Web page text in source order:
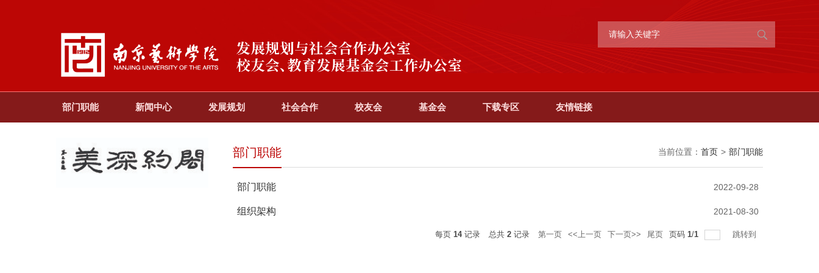
部门职能 新闻中心 发展规划 社会合作 校友会 基金会 下载专区 友情链接
当前位置： 首页 > 部门职能
部门职能
部门职能 2022-09-28
组织架构 2021-08-30
每页 14记录 总共 2 记录 第一页 <<上一页 下一页>> 尾页 页码 1/1 跳转到